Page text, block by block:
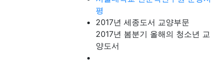
평
2017년 세종도서 교양부문
2017년 봄분기 올해의 청소년 교
양도서